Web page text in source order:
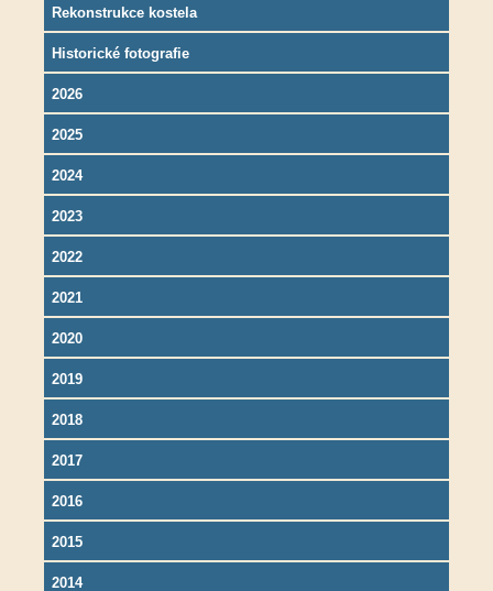
Rekonstrukce kostela
Historické fotografie
2026
2025
2024
2023
2022
2021
2020
2019
2018
2017
2016
2015
2014